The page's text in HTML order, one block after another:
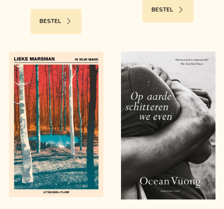
BESTEL
BESTEL